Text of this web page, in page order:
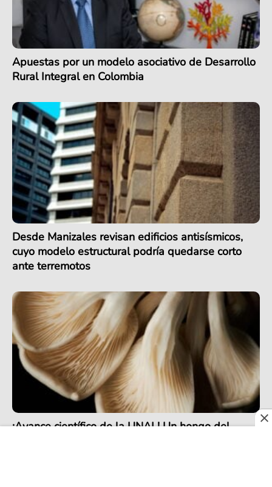
Apuestas por un modelo asociativo de Desarrollo
Rural Integral en Colombia
Desde Manizales revisan edificios antisísmicos,
cuyo modelo estructural podría quedarse corto
ante terremotos
¡Avance científico de la UNAL! Un hongo del